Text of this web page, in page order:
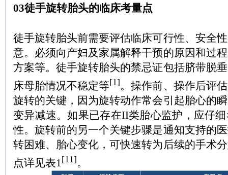
03徒手旋转胎头的临床考量点
徒手旋转胎头前需要评估临床可行性、安全
意。必须向产妇及家属解释干预的原因和过
方案等。徒手旋转胎头的禁忌证包括脐带脱
床母胎情况不稳定等[1]。操作前、操作后评
旋转的关键，因为旋转动作常会引起胎心的
变异减速。如果已存在II类胎心监护，应仔
性。旋转前的另一个关键步骤是通知支持的
转困难、胎心变化，可快速转为后续的手术
点详见表1[11]。